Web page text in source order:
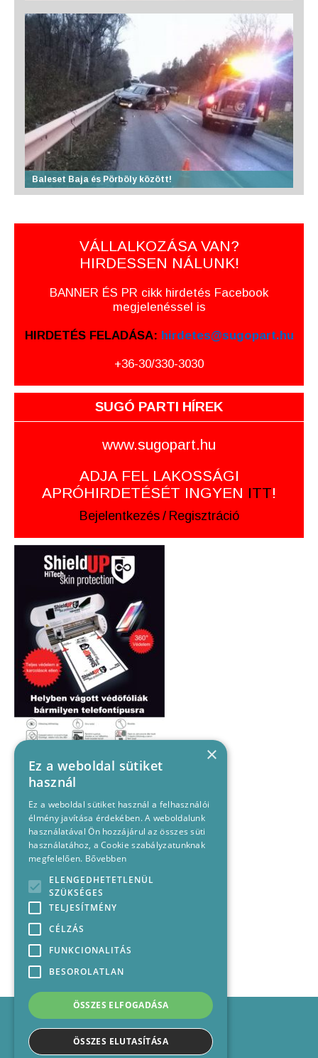
Baleset Baja és Pörböly között!
VÁLLALKOZÁSA VAN?
HIRDESSEN NÁLUNK!
BANNER ÉS PR cikk hirdetés Facebook
megjelenéssel is
HIRDETÉS FELADÁSA: hirdetes@sugopart.hu
+36-30/330-3030
SUGÓ PARTI HÍREK
www.sugopart.hu
ADJA FEL LAKOSSÁGI
APRÓHIRDETÉSÉT INGYEN ITT!
Bejelentkezés / Regisztráció
Impresszum
Médiajánlat
Felhasználási feltételek
×
Ez a weboldal sütiket
használ
Ez a weboldal sütiket használ a felhasználói
élmény javítása érdekében. A weboldalunk
használatával Ön hozzájárul az összes süti
használatához, a Cookie szabályzatunknak
megfelelően. Bővebben
ELENGEDHETETLENÜL
SZÜKSÉGES
TELJESÍTMÉNY
CÉLZÁS
FUNKCIONALITÁS
BESOROLATLAN
ÖSSZES ELFOGADÁSA
ÖSSZES ELUTASÍTÁSA